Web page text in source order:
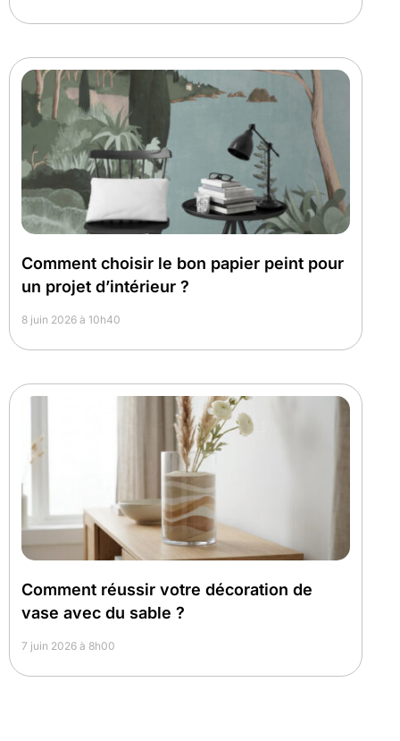
Comment choisir le bon papier peint pour
un projet d’intérieur ?
8 juin 2026 à 10h40
Comment réussir votre décoration de
vase avec du sable ?
7 juin 2026 à 8h00